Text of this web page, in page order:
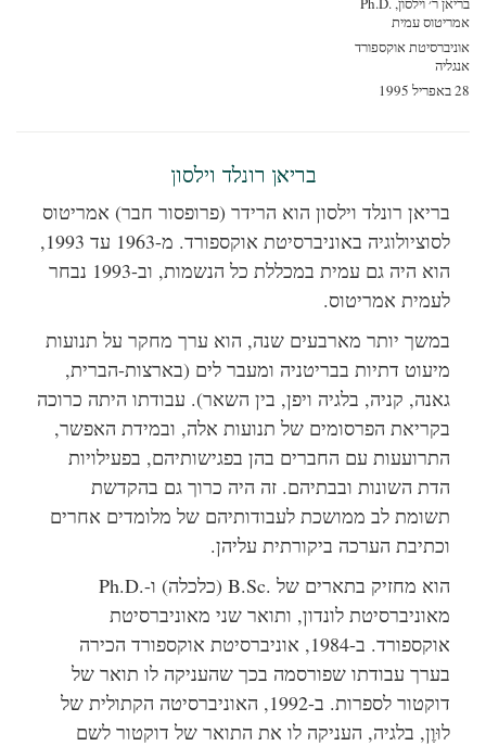
עמית
אוקספורד
בריאן רונלד וילסון
בריאן רונלד וילסון הוא הרידר (פרופסור חבר) אמריטוס
לסוציולוגיה באוניברסיטת אוקספורד. מ-1963 עד 1993,
הוא היה גם עמית במכללת כל הנשמות, וב-1993 נבחר
לעמית אמריטוס.
במשך יותר מארבעים שנה, הוא ערך מחקר על תנועות
מיעוט דתיות בבריטניה ומעבר לים (בארצות-הברית,
גאנה, קניה, בלגיה ויפן, בין השאר). עבודתו היתה כרוכה
בקריאת הפרסומים של תנועות אלה, ובמידת האפשר,
התרועעות עם החברים בהן בפגישותיהם, בפעילויות
הדת השונות ובבתיהם. זה היה כרוך גם בהקדשת
תשומת לב ממושכת לעבודותיהם של מלומדים אחרים
וכתיבת הערכה ביקורתית עליהן.
הוא מחזיק בתארים של B.Sc.‎ (כלכלה) ו-Ph.D.‎
מאוניברסיטת לונדון, ותואר שני מאוניברסיטת
אוקספורד. ב-1984, אוניברסיטת אוקספורד הכירה
בערך עבודתו שפורסמה בכך שהעניקה לו תואר של
דוקטור לספרות. ב-1992, האוניברסיטה הקתולית של
לוּוֶן, בלגיה, העניקה לו את התואר של דוקטור לשם